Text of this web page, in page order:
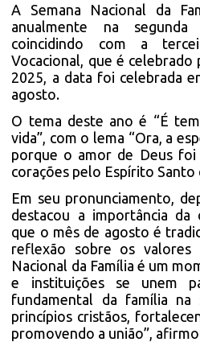
A Semana Nacional da
anualmente na
coincidindo com a
Vocacional, que é celebrado
2025, a data foi celebrada
agosto.
O tema deste ano é “É
vida”, com o lema “Ora, a
porque o amor de Deus foi
corações pelo Espírito Santo
Em seu pronunciamento,
destacou a importância da
que o mês de agosto é
reflexão sobre os valores
Nacional da Família é um
e instituições se unem
fundamental da família na
princípios cristãos,
promovendo a união”,